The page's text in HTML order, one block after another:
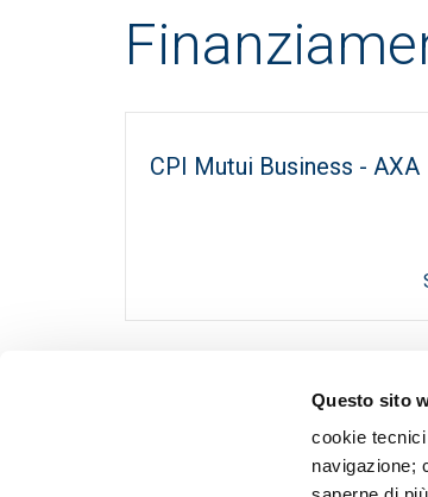
Questo sito
cookie
navigazione;
CPI Mutui Business - AXA